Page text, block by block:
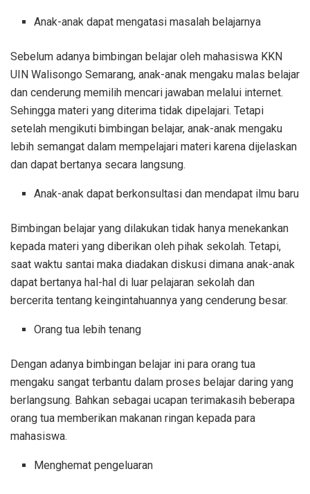
Anak-anak dapat mengatasi masalah belajarnya
Sebelum adanya bimbingan belajar oleh mahasiswa KKN
UIN Walisongo Semarang, anak-anak mengaku malas belajar
dan cenderung memilih mencari jawaban melalui internet.
Sehingga materi yang diterima tidak dipelajari. Tetapi
setelah mengikuti bimbingan belajar, anak-anak mengaku
lebih semangat dalam mempelajari materi karena dijelaskan
dan dapat bertanya secara langsung.
Anak-anak dapat berkonsultasi dan mendapat ilmu baru
Bimbingan belajar yang dilakukan tidak hanya menekankan
kepada materi yang diberikan oleh pihak sekolah. Tetapi,
saat waktu santai maka diadakan diskusi dimana anak-anak
dapat bertanya hal-hal di luar pelajaran sekolah dan
bercerita tentang keingintahuannya yang cenderung besar.
Orang tua lebih tenang
Dengan adanya bimbingan belajar ini para orang tua
mengaku sangat terbantu dalam proses belajar daring yang
berlangsung. Bahkan sebagai ucapan terimakasih beberapa
orang tua memberikan makanan ringan kepada para
mahasiswa.
Menghemat pengeluaran